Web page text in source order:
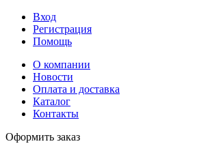
Вход
Регистрация
Помощь
О компании
Новости
Оплата и доставка
Каталог
Контакты
Оформить заказ